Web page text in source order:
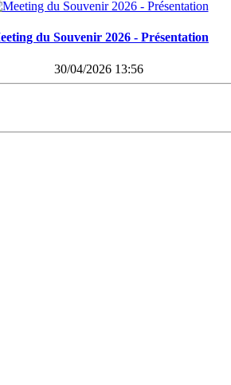
du Souvenir 2026 - Présentation
30/04/2026 13:56